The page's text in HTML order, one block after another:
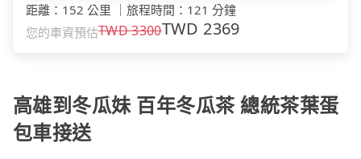
距離 ： 152 公里 旅程時間 ： 121 分鐘
您的車資預估TWD3300TWD 2369
高雄到冬瓜妹 百年冬瓜茶 總統茶葉蛋
包車接送